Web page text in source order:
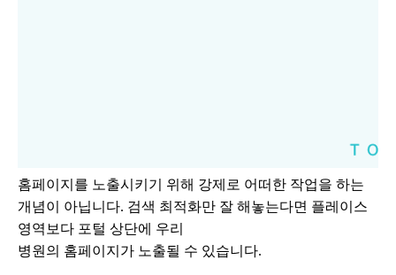
홈페이지를 노출시키기 위해 강제로 어떠한 작업을 하는
개념이 아닙니다. 검색 최적화만 잘 해놓는다면 플레이스
영역보다 포털 상단에 우리
병원의 홈페이지가 노출될 수 있습니다.